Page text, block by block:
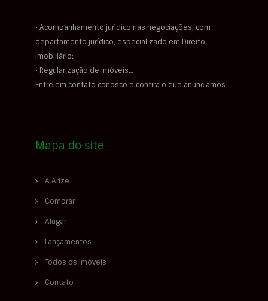
• Acompanhamento jurídico nas negociações, com
departamento jurídico, especializado em Direito
Imobiliário;
• Regularização de imóveis…
Entre em contato conosco e confira o que anunciamos!
Mapa do site
A Arize
Comprar
Alugar
Lançamentos
Todos os Imóveis
Contato